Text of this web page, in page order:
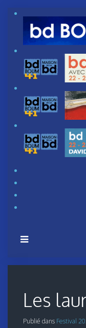
Les
Publié dans Festival